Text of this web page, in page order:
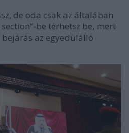
de oda csak az általában
be térhetsz be, mert
az egyedülálló